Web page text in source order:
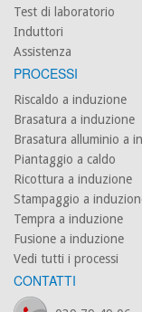
Test di laboratorio
Induttori
Assistenza
PROCESSI
Riscaldo a induzione
Brasatura a induzione
Brasatura alluminio a
Piantaggio a caldo
Ricottura a induzione
Stampaggio a
Tempra a induzione
Fusione a induzione
Vedi tutti i processi
CONTATTI